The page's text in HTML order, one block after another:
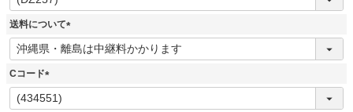
必
須
送料について
(
必
Cコード
(
必